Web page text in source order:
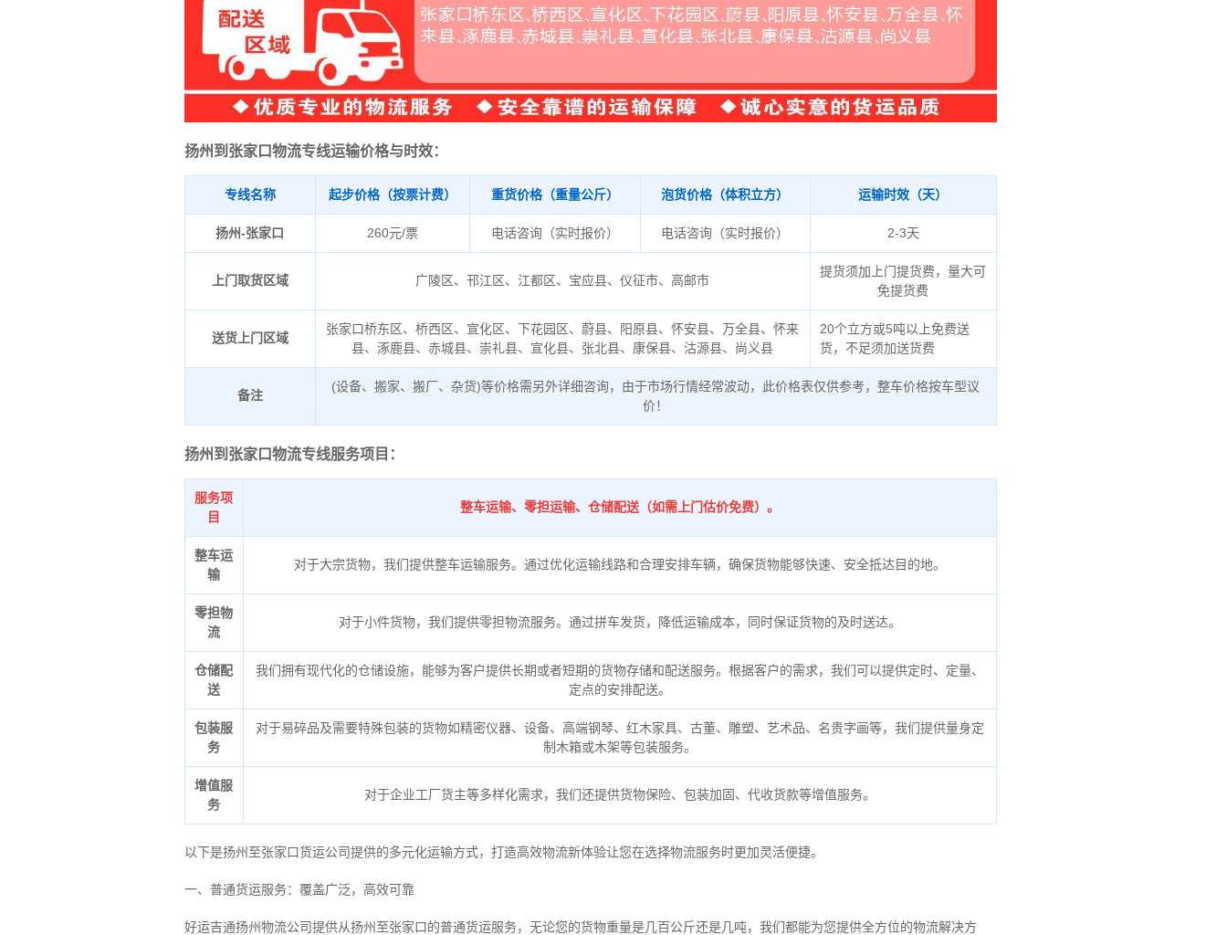
扬州到张家口物流专线运输价格与时效：
专线名称 起步价格（按票计费） 重货价格（重量公斤） 泡货价格（体积立方） 运输时效（天）
扬州-张家口 260元/票 电话咨询（实时报价） 电话咨询（实时报价） 2-3天
上门取货区域 广陵区、邗江区、江都区、宝应县、仪征市、高邮市
提货须加上门提货费，量大可
免提货费
送货上门区域
张家口桥东区、桥西区、宣化区、下花园区、蔚县、阳原县、怀安县、万全县、怀来
县、涿鹿县、赤城县、崇礼县、宣化县、张北县、康保县、沽源县、尚义县
20个立方或5吨以上免费送
货，不足须加送货费
备注
(设备、搬家、搬厂、杂货)等价格需另外详细咨询，由于市场行情经常波动，此价格表仅供参考，整车价格按车型议
价！
扬州到张家口物流专线服务项目：
服务项
目
整车运输、零担运输、仓储配送（如需上门估价免费）。
整车运
输
对于大宗货物，我们提供整车运输服务。通过优化运输线路和合理安排车辆，确保货物能够快速、安全抵达目的地。
零担物
流
对于小件货物，我们提供零担物流服务。通过拼车发货，降低运输成本，同时保证货物的及时送达。
仓储配
送
我们拥有现代化的仓储设施，能够为客户提供长期或者短期的货物存储和配送服务。根据客户的需求，我们可以提供定时、定量、
定点的安排配送。
包装服
务
对于易碎品及需要特殊包装的货物如精密仪器、设备、高端钢琴、红木家具、古董、雕塑、艺术品、名贵字画等，我们提供量身定
制木箱或木架等包装服务。
增值服
务
对于企业工厂货主等多样化需求，我们还提供货物保险、包装加固、代收货款等增值服务。
以下是扬州至张家口货运公司提供的多元化运输方式，打造高效物流新体验让您在选择物流服务时更加灵活便捷。
一、普通货运服务：覆盖广泛，高效可靠
好运吉通扬州物流公司提供从扬州至张家口的普通货运服务，无论您的货物重量是几百公斤还是几吨，我们都能为您提供全方位的物流解决方